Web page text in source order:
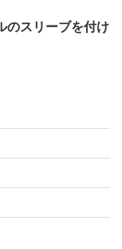
のスリーブを付け